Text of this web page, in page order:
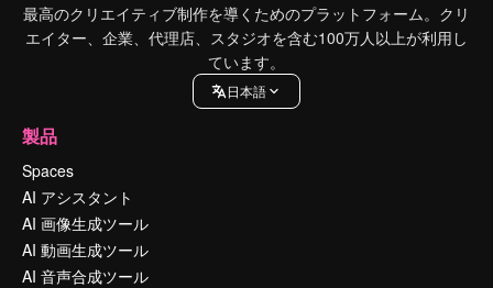
最高のクリエイティブ制作を導くためのプラットフォーム。クリ
エイター、企業、代理店、スタジオを含む100万人以上が利用し
ています。
日本語
製品
Spaces
AI アシスタント
AI 画像生成ツール
AI 動画生成ツール
AI 音声合成ツール